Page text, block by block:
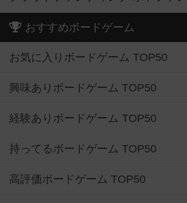
おすすめボードゲーム
お気に入りボードゲーム TOP50
興味ありボードゲーム TOP50
経験ありボードゲーム TOP50
持ってるボードゲーム TOP50
高評価ボードゲーム TOP50